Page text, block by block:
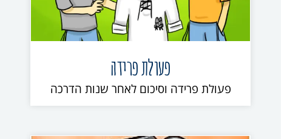
פעולת פרידה
פעולת פרידה וסיכום לאחר שנות הדרכה